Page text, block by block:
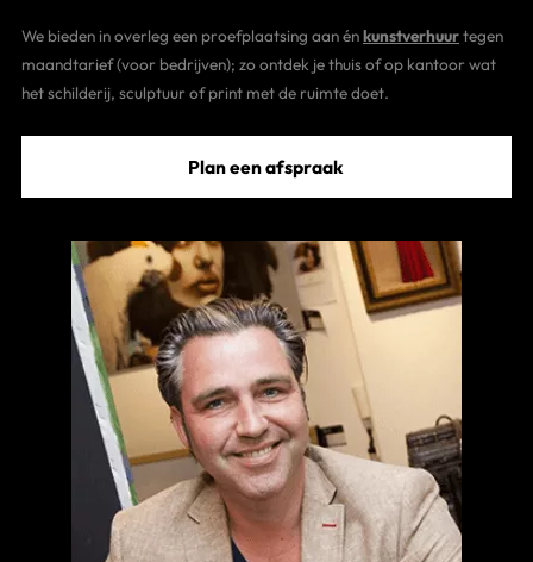
We bieden in overleg een proefplaatsing aan énkunstverhuurtegen
maandtarief (voor bedrijven); zo ontdek je thuis of op kantoor wat
het schilderij, sculptuur of print met de ruimte doet.
Plan een afspraak